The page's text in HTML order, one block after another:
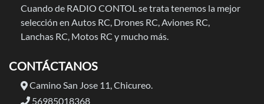
Cuando de RADIO CONTOL se trata tenemos la mejor
selección en Autos RC, Drones RC, Aviones RC,
Lanchas RC, Motos RC y mucho más.
CONTÁCTANOS
Camino San Jose 11, Chicureo.
56985018368